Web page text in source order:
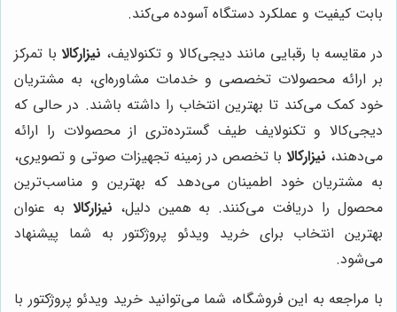
بابت کیفیت و عملکرد دستگاه آسوده می‌کند.
در مقایسه با رقبایی مانند دیجی‌کالا و تکنولایف، نیزارکالابا تمرکز
بر ارائه محصولات تخصصی و خدمات مشاوره‌ای، به مشتریان
خود کمک می‌کند تا بهترین انتخاب را داشته باشند. در حالی که
دیجی‌کالا و تکنولایف طیف گسترده‌تری از محصولات را ارائه
می‌دهند، نیزارکالا با تخصص در زمینه تجهیزات صوتی و تصویری،
به مشتریان خود اطمینان می‌دهد که بهترین و مناسب‌ترین
محصول را دریافت می‌کنند. به همین دلیل، نیزارکالا به عنوان
بهترین انتخاب برای خرید ویدئو پروژکتور به شما پیشنهاد
می‌شود.
با مراجعه به این فروشگاه، شما می‌توانید خرید ویدئو پروژکتور با